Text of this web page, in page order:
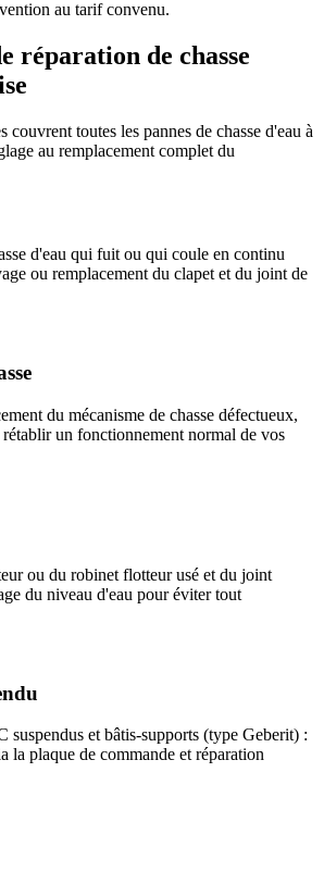
au tarif convenu.
réparation de chasse
couvrent toutes les pannes de chasse d'eau à
au remplacement complet du
d'eau qui fuit ou qui coule en continu
ou remplacement du clapet et du joint de
du mécanisme de chasse défectueux,
rétablir un fonctionnement normal de vos
ou du robinet flotteur usé et du joint
du niveau d'eau pour éviter tout
suspendus et bâtis-supports (type Geberit) :
la plaque de commande et réparation